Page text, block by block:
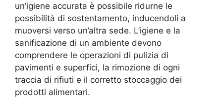
un’igiene accurata è possibile ridurne le
possibilità di sostentamento, inducendoli a
muoversi verso un’altra sede. L’igiene e la
sanificazione di un ambiente devono
comprendere le operazioni di pulizia di
pavimenti e superfici, la rimozione di ogni
traccia di rifiuti e il corretto stoccaggio dei
prodotti alimentari.